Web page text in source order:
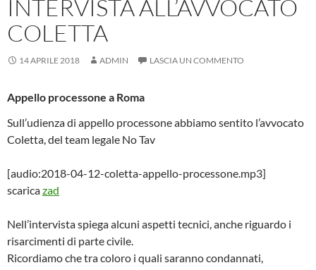
INTERVISTA ALL’AVVOCATO
COLETTA
14 APRILE 2018 ADMIN LASCIA UN COMMENTO
Appello processone a Roma
Sull’udienza di appello processone abbiamo sentito l’avvocato
Coletta, del team legale No Tav
[audio:2018-04-12-coletta-appello-processone.mp3]
scaricazad
Nell’intervista spiega alcuni aspetti tecnici, anche riguardo i
risarcimenti di parte civile.
Ricordiamo che tra coloro i quali saranno condannati,